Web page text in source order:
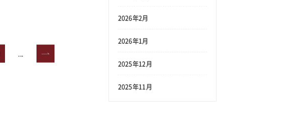
»
2026年2月
2026年1月
2025年12月
2025年11月